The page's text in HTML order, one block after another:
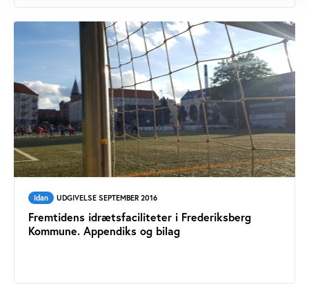
Idan UDGIVELSE SEPTEMBER 2016
Fremtidens idrætsfaciliteter i Frederiksberg
Kommune. Appendiks og bilag